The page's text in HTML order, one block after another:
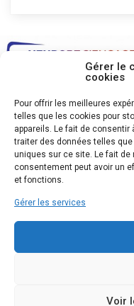
Gérer le
cookies
Pour offrir les meilleures
telles que les cookies pour
appareils. Le fait de
traiter des données telles
uniques sur ce site. Le fait de
consentement peut avoir un
et fonctions.
Gérer les services
Voir